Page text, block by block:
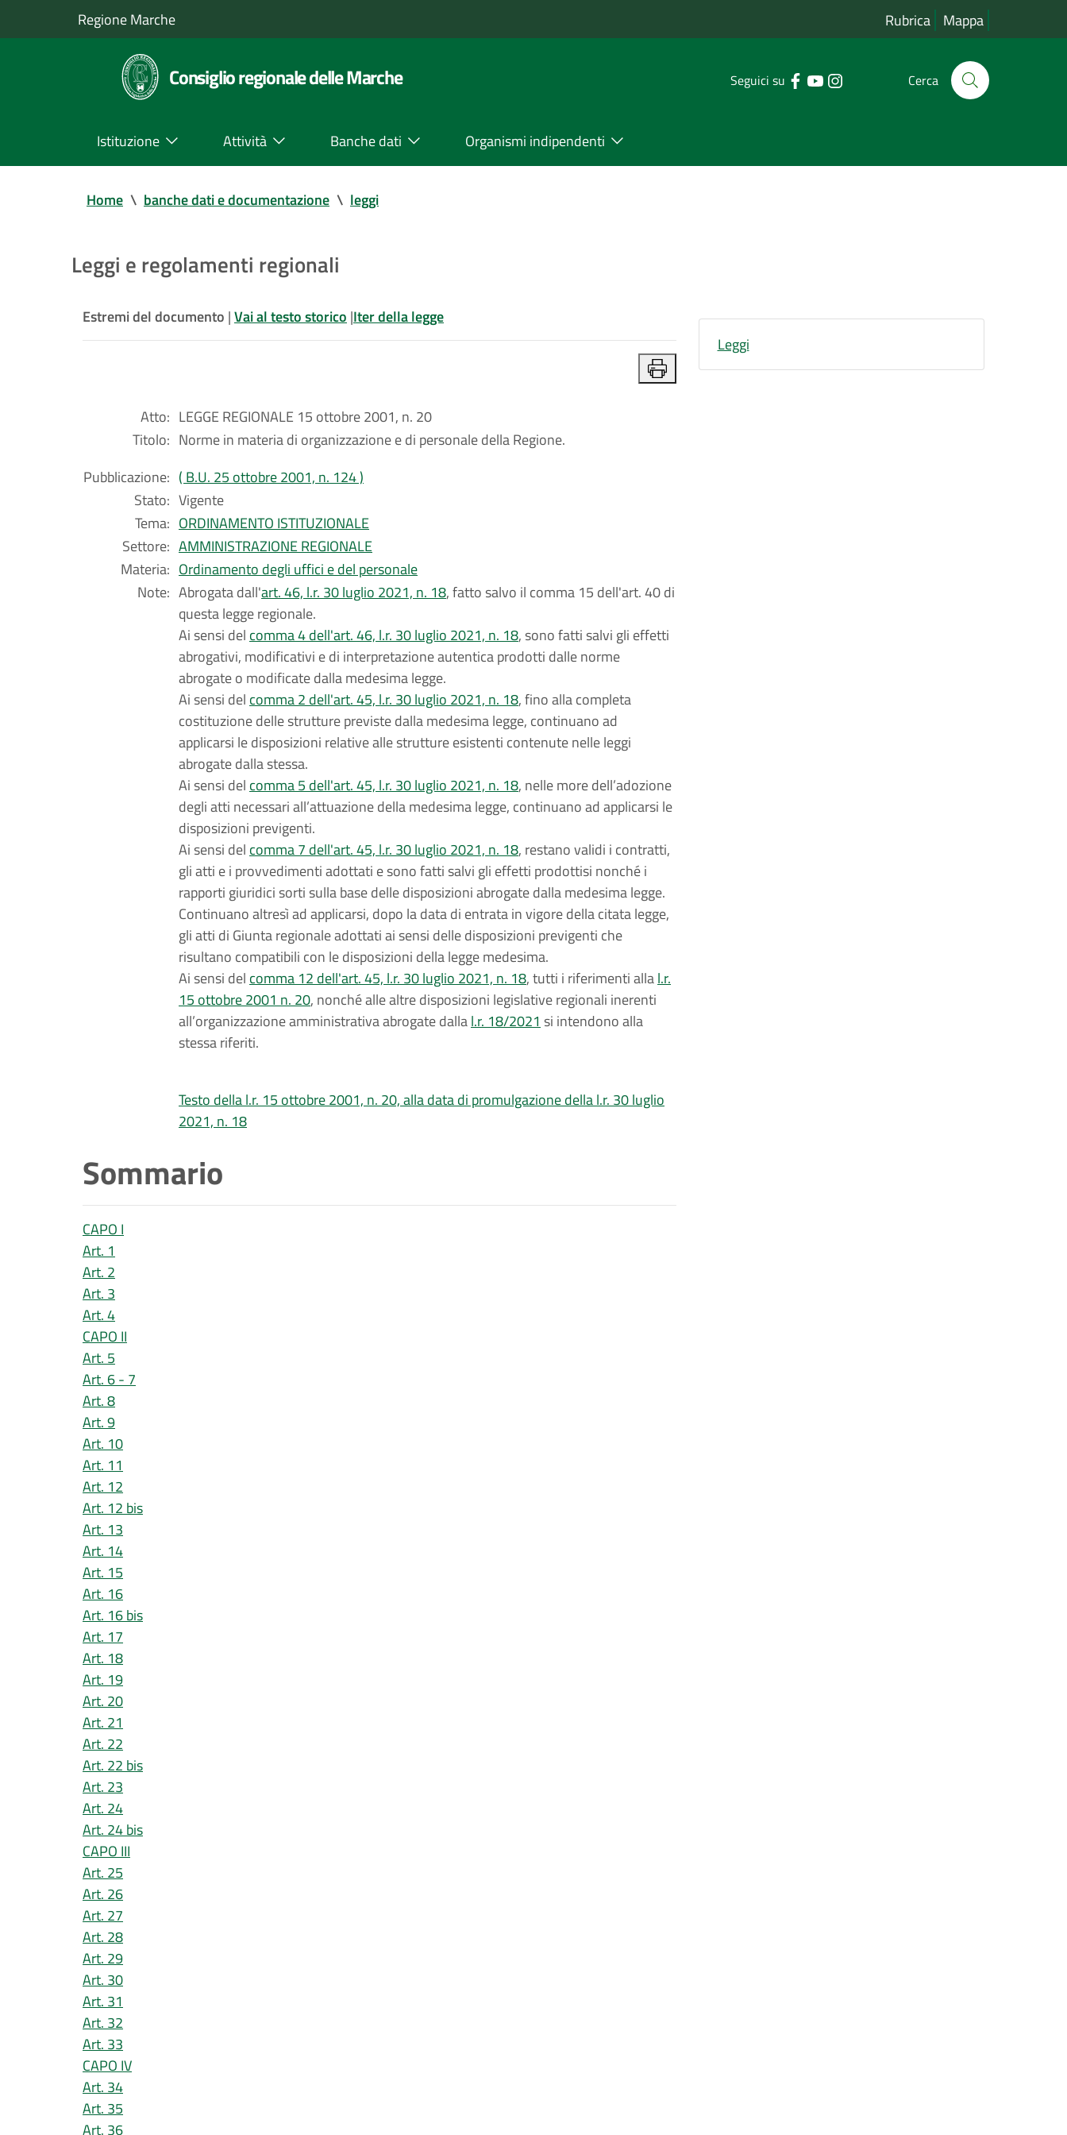
Regione Marche Rubrica Mappa
Consiglio regionale delle Marche Seguici su Cerca
Istituzione Attività Banche dati Organismi indipendenti
Home \ banche dati e documentazione \ leggi
Leggi e regolamenti regionali
Estremi del documento |Vai al testo storico |Iter della legge
Atto: LEGGE REGIONALE 15 ottobre 2001, n. 20
Titolo: Norme in materia di organizzazione e di personale della Regione.
Pubblicazione: ( B.U. 25 ottobre 2001, n. 124 )
Stato: Vigente
Tema: ORDINAMENTO ISTITUZIONALE
Settore: AMMINISTRAZIONE REGIONALE
Materia: Ordinamento degli uffici e del personale
Note: Abrogata dall'art. 46, l.r. 30 luglio 2021, n. 18, fatto salvo il comma 15 dell'art. 40 di
questa legge regionale.
Ai sensi del comma 4 dell'art. 46, l.r. 30 luglio 2021, n. 18, sono fatti salvi gli effetti
abrogativi, modificativi e di interpretazione autentica prodotti dalle norme
abrogate o modificate dalla medesima legge.
Ai sensi del comma 2 dell'art. 45, l.r. 30 luglio 2021, n. 18, fino alla completa
costituzione delle strutture previste dalla medesima legge, continuano ad
applicarsi le disposizioni relative alle strutture esistenti contenute nelle leggi
abrogate dalla stessa.
Ai sensi del comma 5 dell'art. 45, l.r. 30 luglio 2021, n. 18, nelle more dell’adozione
degli atti necessari all’attuazione della medesima legge, continuano ad applicarsi le
disposizioni previgenti.
Ai sensi del comma 7 dell'art. 45, l.r. 30 luglio 2021, n. 18, restano validi i contratti,
gli atti e i provvedimenti adottati e sono fatti salvi gli effetti prodottisi nonché i
rapporti giuridici sorti sulla base delle disposizioni abrogate dalla medesima legge.
Continuano altresì ad applicarsi, dopo la data di entrata in vigore della citata legge,
gli atti di Giunta regionale adottati ai sensi delle disposizioni previgenti che
risultano compatibili con le disposizioni della legge medesima.
Ai sensi del comma 12 dell'art. 45, l.r. 30 luglio 2021, n. 18, tutti i riferimenti allal.r.
15 ottobre 2001 n. 20, nonché alle altre disposizioni legislative regionali inerenti
all’organizzazione amministrativa abrogate dallal.r. 18/2021 si intendono alla
stessa riferiti.
Testo della l.r. 15 ottobre 2001, n. 20, alla data di promulgazione della l.r. 30 luglio
2021, n. 18
Sommario
CAPO I
Art. 1
Art. 2
Art. 3
Art. 4
CAPO II
Art. 5
Art. 6 - 7
Art. 8
Art. 9
Art. 10
Art. 11
Art. 12
Art. 12 bis
Art. 13
Art. 14
Art. 15
Art. 16
Art. 16 bis
Art. 17
Art. 18
Art. 19
Art. 20
Art. 21
Art. 22
Art. 22 bis
Art. 23
Art. 24
Art. 24 bis
CAPO III
Art. 25
Art. 26
Art. 27
Art. 28
Art. 29
Art. 30
Art. 31
Art. 32
Art. 33
CAPO IV
Art. 34
Art. 35
Art. 36
Leggi